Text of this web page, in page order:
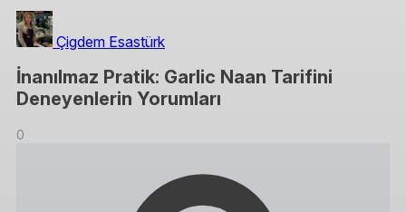
Çigdem Esastürk
İnanılmaz Pratik: Garlic Naan Tarifini
Deneyenlerin Yorumları
0